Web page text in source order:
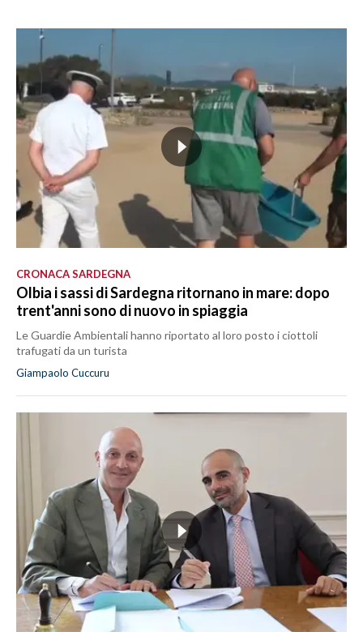
CRONACA SARDEGNA
Olbia i sassi di Sardegna ritornano in mare: dopo
trent'anni sono di nuovo in spiaggia
Le Guardie Ambientali hanno riportato al loro posto i ciottoli
trafugati da un turista
Giampaolo Cuccuru